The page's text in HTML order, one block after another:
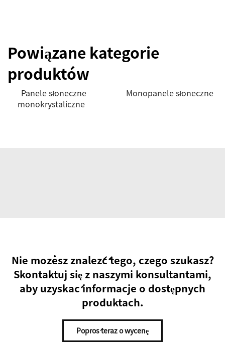
Powiązane kategorie
produktów
Panele słoneczne
monokrystaliczne
Monopanele słoneczne
Nie możesz znaleźć tego, czego szukasz?
Skontaktuj się z naszymi konsultantami,
aby uzyskać informacje o dostępnych
produktach.
Poproś teraz o wycenę